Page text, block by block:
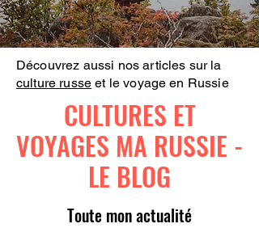
Découvrez aussi nos articles sur la
culture russe et le voyage en Russie
CULTURES ET
VOYAGES MA RUSSIE -
LE BLOG
Toute mon actualité